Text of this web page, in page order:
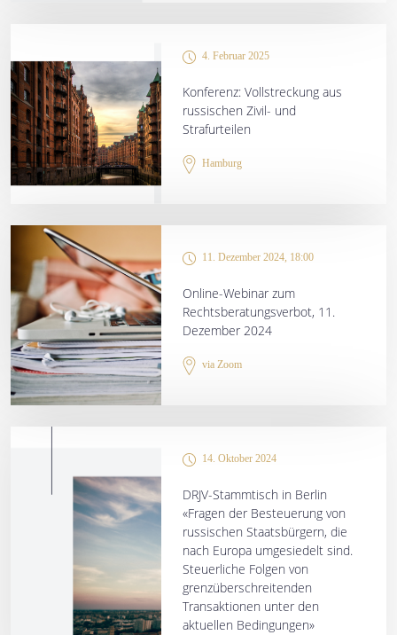
4. Februar 2025
Konferenz: Vollstreckung aus
russischen Zivil- und
Strafurteilen
Hamburg
11. Dezember 2024, 18:00
Online-Webinar zum
Rechtsberatungsverbot, 11.
Dezember 2024
via Zoom
14. Oktober 2024
DRJV-Stammtisch in Berlin
«Fragen der Besteuerung von
russischen Staatsbürgern, die
nach Europa umgesiedelt sind.
Steuerliche Folgen von
grenzüberschreitenden
Transaktionen unter den
aktuellen Bedingungen»